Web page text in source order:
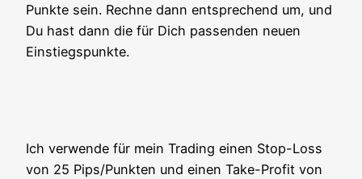
Punk­te sein. Rech­ne dann ent­spre­chend um, und
Du hast dann die für Dich pas­sen­den neu­en
Einstiegspunkte.
Ich ver­wen­de für mein Tra­ding einen Stop-Loss
von 25 Pips/Punkten und einen Take-Pro­fit von